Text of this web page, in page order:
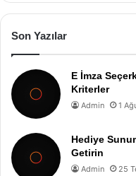
Son Yazılar
E İmza
Kriterler
Admin 1
Hediye
Getirin
Admin 25